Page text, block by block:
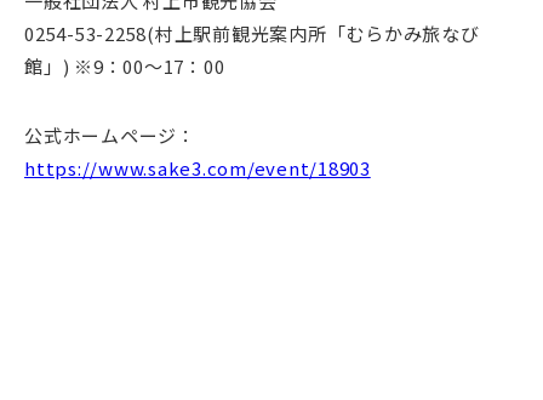
0254-53-2258(村上駅前観光案内所「むらかみ旅なび
館」) ※9：00～17：00
公式ホームページ：
https://www.sake3.com/event/18903